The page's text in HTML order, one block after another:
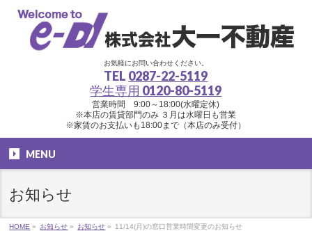
お気軽にお問い合わせください。
TEL 0287-22-5119
学生専用 0120-80-5119
営業時間 9:00～18:00(水曜定休)
※本店の賃貸部門のみ ３月は水曜日も営業
※家賃のお支払いも18:00まで（本店のみ受付）
MENU
お知らせ
HOME » お知らせ » お知らせ » 11/14(月)の窓口営業時間変更のお知らせ